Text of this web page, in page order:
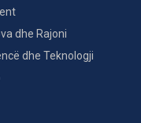
dhe Rajoni
dhe Teknologji